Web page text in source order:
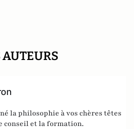
AUTEURS
la philosophie à vos chères têtes
conseil et la formation.